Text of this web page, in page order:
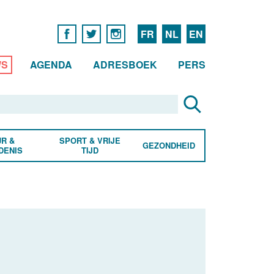
FR NL EN
AGENDA ADRESBOEK PERS
&
SPORT & VRIJE
TIJD
GEZONDHEID